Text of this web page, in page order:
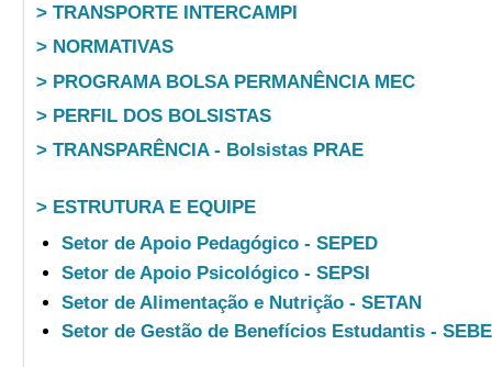
> TRANSPORTE INTERCAMPI
> NORMATIVAS
> PROGRAMA BOLSA PERMANÊNCIA MEC
> PERFIL DOS BOLSISTAS
> TRANSPARÊNCIA - Bolsistas PRAE
> ESTRUTURA E EQUIPE
Setor de Apoio Pedagógico - SEPED
Setor de Apoio Psicológico - SEPSI
Setor de Alimentação e Nutrição - SETAN
Setor de Gestão de Benefícios Estudantis -